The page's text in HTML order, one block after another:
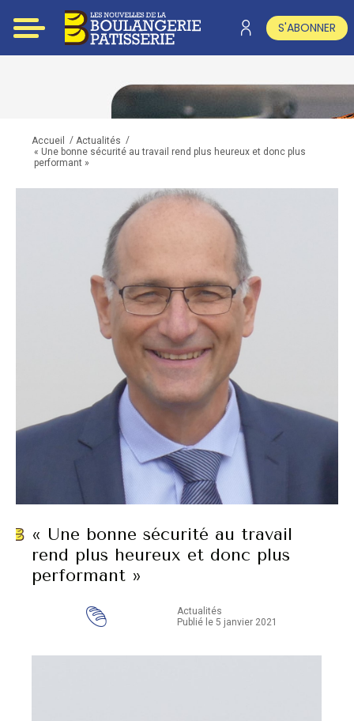
S'ABONNER
Accueil / Actualités /
« Une bonne sécurité au travail rend plus heureux et donc plus
performant »
« Une bonne sécurité au travail
rend plus heureux et donc plus
performant »
Actualités
Publié le 5 janvier 2021